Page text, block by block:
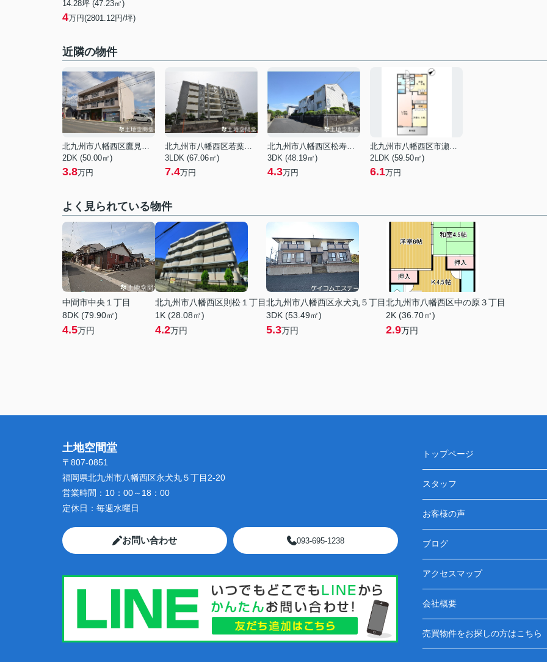
14.28坪 (47.23㎡)
4万円(2801.12円/坪)
近隣の物件
北九州市八幡西区鷹見台２丁目
2DK (50.00㎡)
3.8万円
北九州市八幡西区若葉３丁目
3LDK (67.06㎡)
7.4万円
北九州市八幡西区松寿山１丁目
3DK (48.19㎡)
4.3万円
北九州市八幡西区市瀬２丁目
2LDK (59.50㎡)
6.1万円
よく見られている物件
中間市中央１丁目
8DK (79.90㎡)
4.5万円
北九州市八幡西区則松１丁目
1K (28.08㎡)
4.2万円
北九州市八幡西区永犬丸５丁目
3DK (53.49㎡)
5.3万円
北九州市八幡西区中の原３丁目
2K (36.70㎡)
2.9万円
土地空間堂
〒807-0851
福岡県北九州市八幡西区永犬丸５丁目2-20
営業時間： 10：00～18：00
定休日： 毎週水曜日
お問い合わせ 093-695-1238
トップページ
スタッフ
お客様の声
ブログ
アクセスマップ
会社概要
売買物件をお探しの方はこちら